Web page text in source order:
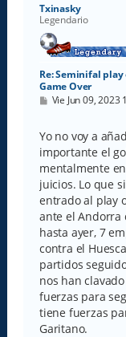
Txinasky
Legendario
Re: Seminifal
Game Over
M
s
a
j
e
Vie Jun 09, 2023
Yo no voy a
importante el
mentalmente
juicios. Lo que
entrado al play
ante el Andorra
hasta ayer, 7
contra el
partidos
nos han
fuerzas para
tiene fuerzas
Garitano.